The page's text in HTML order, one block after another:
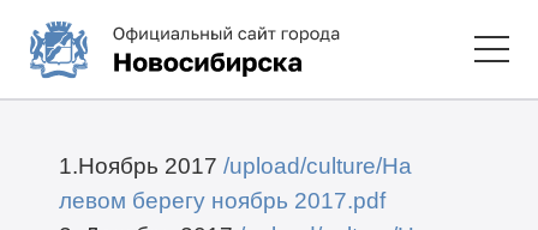
1.Ноябрь 2017 /upload/culture/На
левом берегу ноябрь 2017.pdf